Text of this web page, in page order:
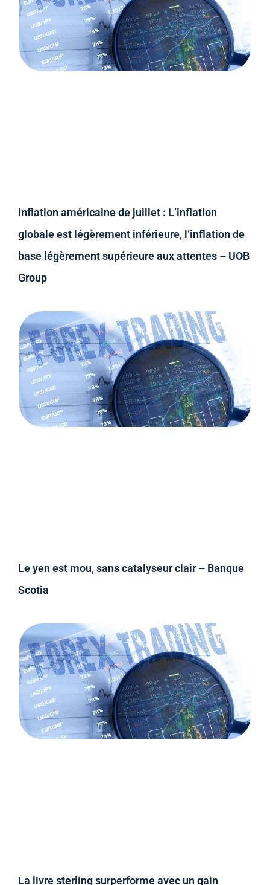
Inflation américaine de juillet : L’inflation
globale est légèrement inférieure, l’inflation de
base légèrement supérieure aux attentes – UOB
Group
Le yen est mou, sans catalyseur clair – Banque
Scotia
La livre sterling surperforme avec un gain